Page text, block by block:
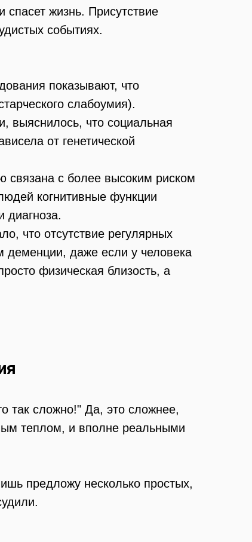
жизнь. Присутствие
событиях.
показывают, что
слабоумия).
выяснилось, что социальная
от генетической
связана с более высоким риском
когнитивные функции
диагноза.
что отсутствие регулярных
деменции, даже если у человека
физическая близость, а
так сложно!" Да, это сложнее,
теплом, и вполне реальными
предложу несколько простых,